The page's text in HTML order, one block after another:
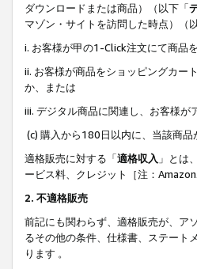
ダウンロードまたは商品）（以下「
マゾン・サイトを訪問した時点）（
i. お客様が甲の1-Click注文にて商品を
ii. お客様が商品をショッピングカー
か、または
iii. デジタル商品に関連し、お客様
(c) 購入から180日以内に、当該商
適格販売に対する「適格収入 」とは
ービス料、クレジット［注：
2. 不適格販売
前記にも関わらず、適格販売が、ア
るその他の条件、仕様書、ステート
ります 。